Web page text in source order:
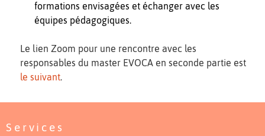
formations envisagées et échanger avec les
équipes pédagogiques.
Le lien Zoom pour une rencontre avec les
responsables du master EVOCA en seconde partie est
le suivant.
Services